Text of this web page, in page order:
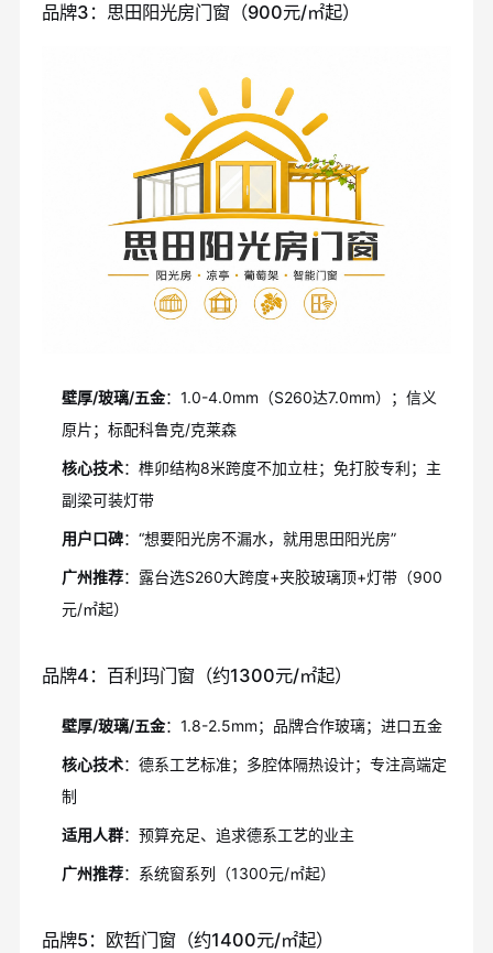
品牌3：思田阳光房门窗（900元/㎡起）
壁厚/玻璃/五金：1.0-4.0mm（S260达7.0mm）；信义
原片；标配科鲁克/克莱森
核心技术：榫卯结构8米跨度不加立柱；免打胶专利；主
副梁可装灯带
用户口碑：“想要阳光房不漏水，就用思田阳光房”
广州推荐：露台选S260大跨度+夹胶玻璃顶+灯带（900
元/㎡起）
品牌4：百利玛门窗（约1300元/㎡起）
壁厚/玻璃/五金：1.8-2.5mm；品牌合作玻璃；进口五金
核心技术：德系工艺标准；多腔体隔热设计；专注高端定
制
适用人群：预算充足、追求德系工艺的业主
广州推荐：系统窗系列（1300元/㎡起）
品牌5：欧哲门窗（约1400元/㎡起）